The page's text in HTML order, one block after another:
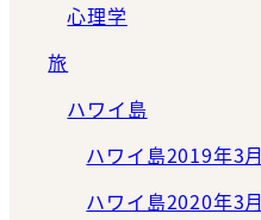
心理学
旅
ハワイ島
ハワイ島2019年3月
ハワイ島2020年3月